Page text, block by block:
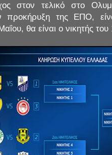
στον τελικό στο
της ΕΠΟ,
θα είναι ο νικητής του